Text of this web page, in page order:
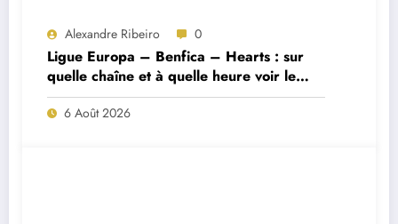
Alexandre Ribeiro 0
Ligue Europa – Benfica – Hearts : sur
quelle chaîne et à quelle heure voir le
match ?
6 Août 2026